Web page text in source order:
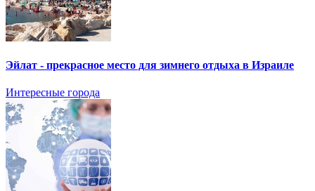
Эйлат - прекрасное место для зимнего отдыха в Израиле
Интересные города